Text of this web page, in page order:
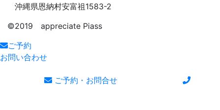
沖縄県恩納村安富祖1583-2
©️2019 appreciate Piass
ご予約
お問い合わせ
ご予約・お問合せ